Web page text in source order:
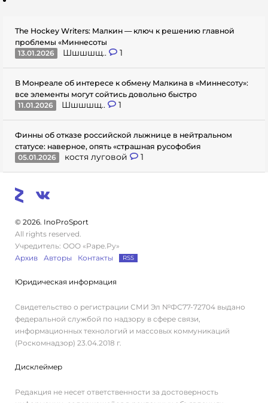
The Hockey Writers: Малкин — ключ к решению главной
проблемы «Миннесоты
13.01.2026
Шшшшщ.. 1
В Монреале об интересе к обмену Малкина в «Миннесоту»:
все элементы могут сойтись довольно быстро
11.01.2026
Шшшшщ.. 1
Финны об отказе российской лыжнице в нейтральном
статусе: наверное, опять «страшная русофобия
05.01.2026
костя луговой 1
© 2026. InoProSport
All rights reserved.
Учредитель: ООО «Раре.Ру»
Архив
Авторы Контакты RSS
Юридическая информация
Свидетельство о регистрации СМИ Эл №ФС77-72704 выдано
федеральной службой по надзору в сфере связи,
информационных технологий и массовых коммуникаций
(Роскомнадзор) 23.04.2018 г.
Дисклеймер
Редакция не несет ответственности за достоверность